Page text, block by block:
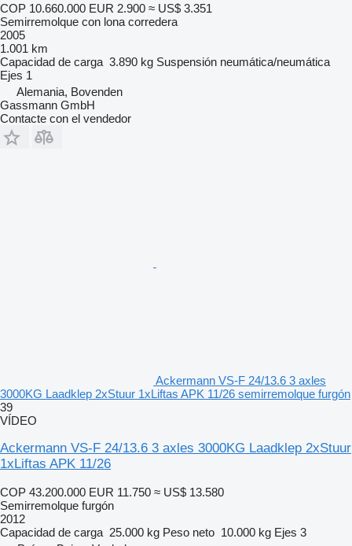
COP 10.660.000 EUR 2.900 ≈ US$ 3.351
Semirremolque con lona corredera
2005
1.001 km
Capacidad de carga 3.890 kg Suspensión neumática/neumática
Ejes 1
Alemania, Bovenden
Gassmann GmbH
Contacte con el vendedor
Ackermann VS-F 24/13.6 3 axles
3000KG Laadklep 2xStuur 1xLiftas APK 11/26 semirremolque furgón
39
VÍDEO
Ackermann VS-F 24/13.6 3 axles 3000KG Laadklep 2xStuur
1xLiftas APK 11/26
COP 43.200.000 EUR 11.750 ≈ US$ 13.580
Semirremolque furgón
2012
Capacidad de carga 25.000 kg Peso neto 10.000 kg Ejes 3